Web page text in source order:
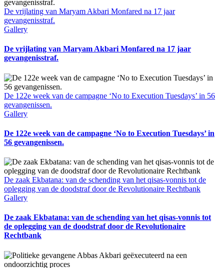
De vrijlating van Maryam Akbari Monfared na 17 jaar
gevangenisstraf.
Gallery
De vrijlating van Maryam Akbari Monfared na 17 jaar
gevangenisstraf.
De 122e week van de campagne ‘No to Execution Tuesdays’ in 56
gevangenissen.
Gallery
De 122e week van de campagne ‘No to Execution Tuesdays’ in
56 gevangenissen.
De zaak Ekbatana: van de schending van het qisas-vonnis tot de
oplegging van de doodstraf door de Revolutionaire Rechtbank
Gallery
De zaak Ekbatana: van de schending van het qisas-vonnis tot
de oplegging van de doodstraf door de Revolutionaire
Rechtbank